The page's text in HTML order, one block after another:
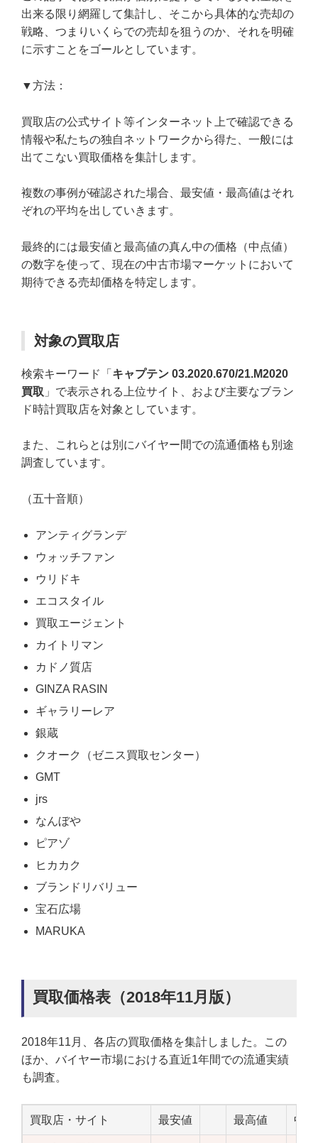
出来る限り網羅して集計し、そこから具体的な売却の
戦略、つまりいくらでの売却を狙うのか、それを明確
に示すことをゴールとしています。
▼方法：
買取店の公式サイト等インターネット上で確認できる
情報や私たちの独自ネットワークから得た、一般には
出てこない買取価格を集計します。
複数の事例が確認された場合、最安値・最高値はそれ
ぞれの平均を出していきます。
最終的には最安値と最高値の真ん中の価格（中点値）
の数字を使って、現在の中古市場マーケットにおいて
期待できる売却価格を特定します。
対象の買取店
検索キーワード「 キャプテン 03.2020.670/21.M2020
買取 」で表示される上位サイト、および主要なブラン
ド時計買取店を対象としています。
また、これらとは別にバイヤー間での流通価格も別途
調査しています。
（五十音順）
アンティグランデ
ウォッチファン
ウリドキ
エコスタイル
買取エージェント
カイトリマン
カドノ質店
GINZA RASIN
ギャラリーレア
銀蔵
クオーク（ゼニス買取センター）
GMT
jrs
なんぼや
ピアゾ
ヒカカク
ブランドリバリュー
宝石広場
MARUKA
買取価格表（2018年11月版）
2018年11月、各店の買取価格を集計しました。この
ほか、バイヤー市場における直近1年間での流通実績
も調査。
買取店・サイト 最安値 最高値 中